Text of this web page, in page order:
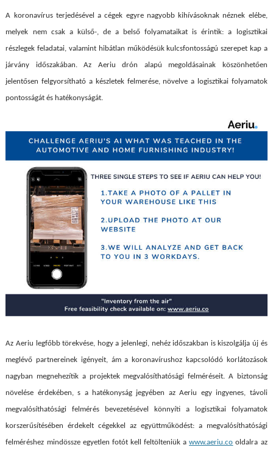
A koronavírus terjedésével a cégek egyre nagyobb kihívásoknak néznek elébe,
melyek nem csak a külső-, de a belső folyamataikat is érintik: a logisztikai
részlegek feladatai, valamint hibátlan működésük kulcsfontosságú szerepet kap a
járvány időszakában. Az Aeriu drón alapú megoldásainak köszönhetően
jelentősen felgyorsítható a készletek felmerése, növelve a logisztikai folyamatok
pontosságát és hatékonyságát.
Az Aeriu legfőbb törekvése, hogy a jelenlegi, nehéz időszakban is kiszolgálja új és
meglévő partnereinek igényeit, ám a koronavírushoz kapcsolódó korlátozások
nagyban megnehezítik a projektek megvalósíthatósági felméréseit. A biztonság
növelése érdekében, s a hatékonyság jegyében az Aeriu egy ingyenes, távoli
megvalósíthatósági felmérés bevezetésével könnyíti a logisztikai folyamatok
korszerűsítésében érdekelt cégekkel az együttműködést: a megvalósíthatósági
felméréshez mindössze egyetlen fotót kell feltölteniük awww.aeriu.co oldalra az